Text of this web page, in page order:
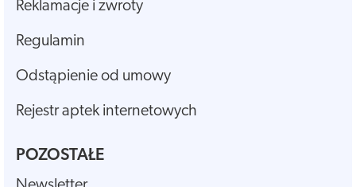
Reklamacje i zwroty
Regulamin
Odstąpienie od umowy
Rejestr aptek internetowych
POZOSTAŁE